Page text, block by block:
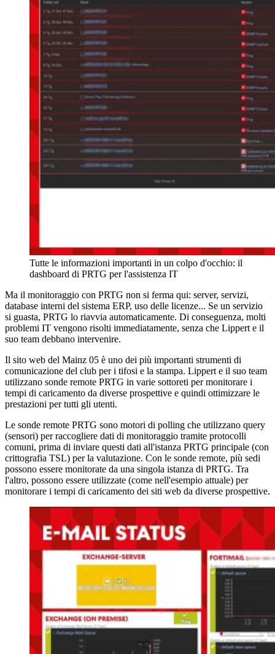
Tutte le informazioni importanti in un colpo d'occhio: il
dashboard di PRTG per l'assistenza IT
Ma il monitoraggio con PRTG non si ferma qui: server, servizi,
database interni del sistema ERP, uso delle licenze... Se un servizio
si guasta, PRTG lo riavvia automaticamente. Di conseguenza, molti
problemi IT vengono risolti immediatamente, senza che Lippert e il
suo team debbano intervenire.
Il sito web del Mainz 05 è uno dei più importanti strumenti di
comunicazione del club per i tifosi e la stampa. Lippert e il suo team
utilizzano sonde remote PRTG in varie sottoreti per monitorare i
tempi di caricamento da diverse prospettive e quindi ottimizzare le
prestazioni per tutti gli utenti.
Le sonde remote PRTG sono motori di polling che utilizzano query
(sensori) per raccogliere dati di monitoraggio tramite protocolli
comuni, prima di inviare questi dati all'istanza PRTG principale (con
crittografia TSL) per la valutazione. Con le sonde remote, più sedi
possono essere monitorate da una singola istanza di PRTG. Tra
l'altro, possono essere utilizzate (come nell'esempio attuale) per
monitorare i tempi di caricamento dei siti web da diverse prospettive.